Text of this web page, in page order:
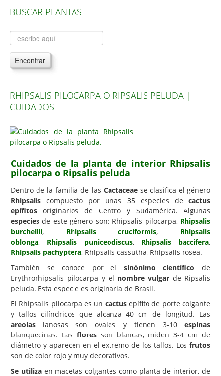
Árboles, Cicas y Palmeras de la G a la Z
Plantas Anuales y Perennes
Plantas Bulbosas y Acuáticas
Plantas de Interior
Plantas Aromáticas y de Huerto
Plantas Carnívoras y Orquídeas
Consejos
Hemisferio Sur
Enfermedades
Animales
Hongos
Carencias
Fotos
Flores y Plantas
Árboles y Palmeras
Arbustos y Trepadoras
Cactus y Suculentas
BUSCAR PLANTAS
Encontrar
RHIPSALIS PILOCARPA O RIPSALIS PELUDA |
CUIDADOS
Cuidados de la planta de interior Rhipsalis
pilocarpa o Ripsalis peluda
Dentro de la familia de las Cactaceaese clasifica el género
Rhipsalis compuesto por unas 35 especies de cactus
epífitos originarios de Centro y Sudamérica. Algunas
especies de este género son: Rhipsalis pilocarpa, Rhipsalis
burchellii, Rhipsalis cruciformis, Rhipsalis
oblonga, Rhipsalis puniceodiscus, Rhipsalis baccifera,
Rhipsalis pachyptera, Rhipsalis cassutha, Rhipsalis rosea.
También se conoce por el sinónimo científico de
Erythrorhipsalis pilocarpa y el nombre vulgar de Ripsalis
peluda. Esta especie es originaria de Brasil.
El Rhipsalis pilocarpa es un cactusepífito de porte colgante
y tallos cilíndricos que alcanza 40 cm de longitud. Las
areolas lanosas son ovales y tienen 3-10 espinas
blanquecinas. Las floresson blancas, miden 3-4 cm de
diámetro y aparecen en el extremo de los tallos. Los frutos
son de color rojo y muy decorativos.
Se utilizaen macetas colgantes como planta de interior, de